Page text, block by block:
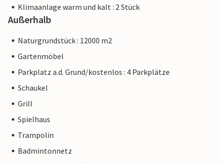
Klimaanlage warm und kalt : 2 Stück
Außerhalb
Naturgrundstück : 12000 m2
Gartenmöbel
Parkplatz a.d. Grund/kostenlos : 4 Parkplätze
Schaukel
Grill
Spielhaus
Trampolin
Badmintonnetz